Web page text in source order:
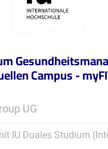
Campus -
UG
IU Duales Studium